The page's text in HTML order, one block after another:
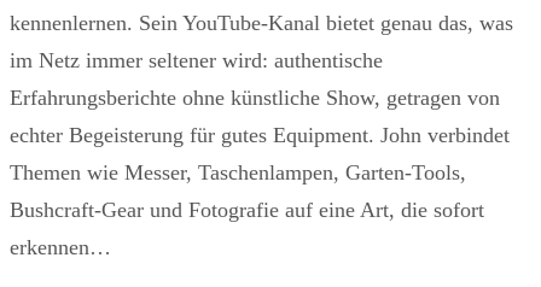
kennenlernen. Sein YouTube-Kanal bietet genau das, was
im Netz immer seltener wird: authentische
Erfahrungsberichte ohne künstliche Show, getragen von
echter Begeisterung für gutes Equipment. John verbindet
Themen wie Messer, Taschenlampen, Garten-Tools,
Bushcraft-Gear und Fotografie auf eine Art, die sofort
erkennen…